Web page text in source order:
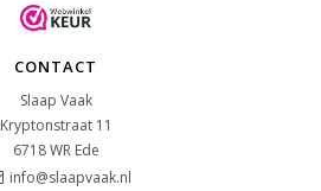
CONTACT
Slaap Vaak
Kryptonstraat 11
6718 WR Ede
info@slaapvaak.nl